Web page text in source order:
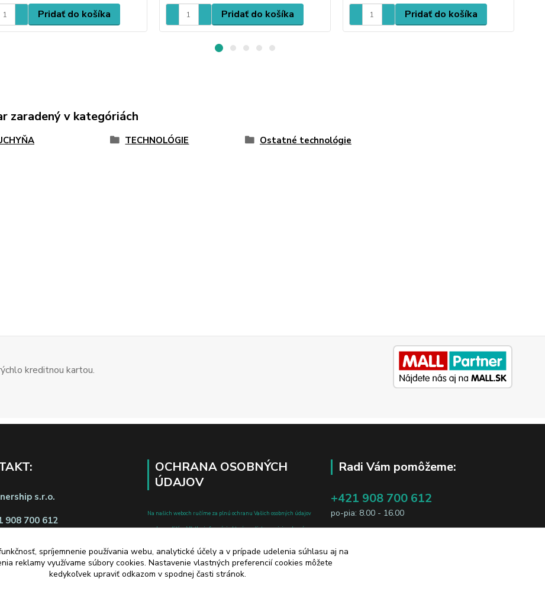
Pridať do košíka Pridať do košíka Pridať do košíka
zaradený v kategóriách
TECHNOLÓGIE Ostatné technológie
kreditnou kartou.
s.r.o.
908 700 612
od zmluvy tu
OCHRANA OSOBNÝCH
ÚDAJOV
Na našich weboch ručíme za plnú ochranu Vašich osobných údajov
pred zneužitím. Všetky informácie, ktoré uvediete o svojej osobe, sú
a o zmene a doplnení niektorých zákonov.
Radi Vám pomôžeme:
+421 908 700 612
po-pia: 8.00 - 16.00
spríjemnenie používania webu, analytické účely a v prípade udelenia súhlasu aj na
reklamy využívame súbory cookies. Nastavenie vlastných preferencií cookies môžete
kedykoľvek upraviť odkazom v spodnej časti stránok.